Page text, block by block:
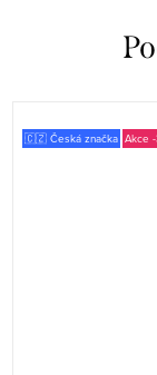
🇨🇿 Česká značka